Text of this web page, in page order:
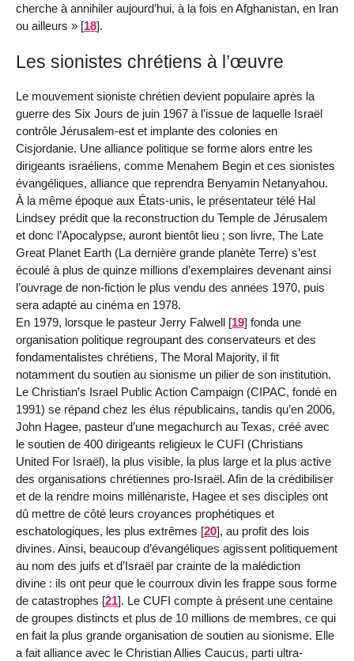
cherche à annihiler aujourd’hui, à la fois en Afghanistan, en Iran
ou ailleurs » [18].
Les sionistes chrétiens à l’œuvre
Le mouvement sioniste chrétien devient populaire après la
guerre des Six Jours de juin 1967 à l’issue de laquelle Israël
contrôle Jérusalem-est et implante des colonies en
Cisjordanie. Une alliance politique se forme alors entre les
dirigeants israéliens, comme Menahem Begin et ces sionistes
évangéliques, alliance que reprendra Benyamin Netanyahou.
À la même époque aux États-unis, le présentateur télé Hal
Lindsey prédit que la reconstruction du Temple de Jérusalem
et donc l’Apocalypse, auront bientôt lieu ; son livre, The Late
Great Planet Earth (La dernière grande planète Terre) s’est
écoulé à plus de quinze millions d’exemplaires devenant ainsi
l’ouvrage de non-fiction le plus vendu des années 1970, puis
sera adapté au cinéma en 1978.
En 1979, lorsque le pasteur Jerry Falwell [19] fonda une
organisation politique regroupant des conservateurs et des
fondamentalistes chrétiens, The Moral Majority, il fit
notamment du soutien au sionisme un pilier de son institution.
Le Christian’s Israel Public Action Campaign (CIPAC, fondé en
1991) se répand chez les élus républicains, tandis qu’en 2006,
John Hagee, pasteur d’une megachurch au Texas, créé avec
le soutien de 400 dirigeants religieux le CUFI (Christians
United For Israël), la plus visible, la plus large et la plus active
des organisations chrétiennes pro-Israël. Afin de la crédibiliser
et de la rendre moins millénariste, Hagee et ses disciples ont
dû mettre de côté leurs croyances prophétiques et
eschatologiques, les plus extrêmes [20], au profit des lois
divines. Ainsi, beaucoup d’évangéliques agissent politiquement
au nom des juifs et d’Israël par crainte de la malédiction
divine : ils ont peur que le courroux divin les frappe sous forme
de catastrophes [21]. Le CUFI compte à présent une centaine
de groupes distincts et plus de 10 millions de membres, ce qui
en fait la plus grande organisation de soutien au sionisme. Elle
a fait alliance avec le Christian Allies Caucus, parti ultra-